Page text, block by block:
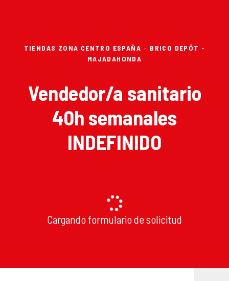
TIENDAS ZONA CENTRO ESPAÑA · BRICO DEPÔT -
MAJADAHONDA
Vendedor/a sanitario
40h semanales
INDEFINIDO
Cargando formulario de solicitud